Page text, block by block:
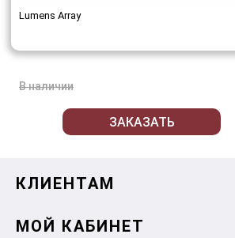
Lumens Array
В наличии
ЗАКАЗАТЬ
КЛИЕНТАМ
МОЙ КАБИНЕТ